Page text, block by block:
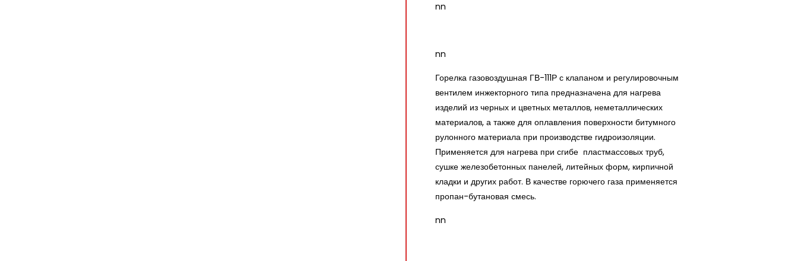
nn
nn
Горелка газовоздушная ГВ-111Р с клапаном и регулировочным
вентилем инжекторного типа предназначена для нагрева
изделий из черных и цветных металлов, неметаллических
материалов, а также для оплавления поверхности битумного
рулонного материала при производстве гидроизоляции.
Применяется для нагрева при сгибе пластмассовых труб,
сушке железобетонных панелей, литейных форм, кирпичной
кладки и других работ. В качестве горючего газа применяется
пропан-бутановая смесь.
nn